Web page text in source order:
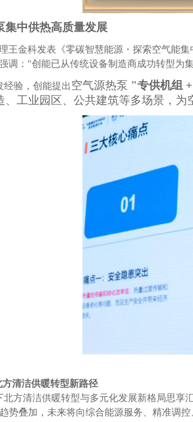
集中供热高质量发展
王金科发表《零碳智慧能源・探索空气能
调："创能已从传统设备制造商成功转型为
经验，创能提出空气源热泵 "专供机组
、工业园区、公共建筑等多场景，
清洁供暖转型新路径
方清洁供暖转型与多元化发展新格局思享
势叠加，未来将向综合能源服务、精准调